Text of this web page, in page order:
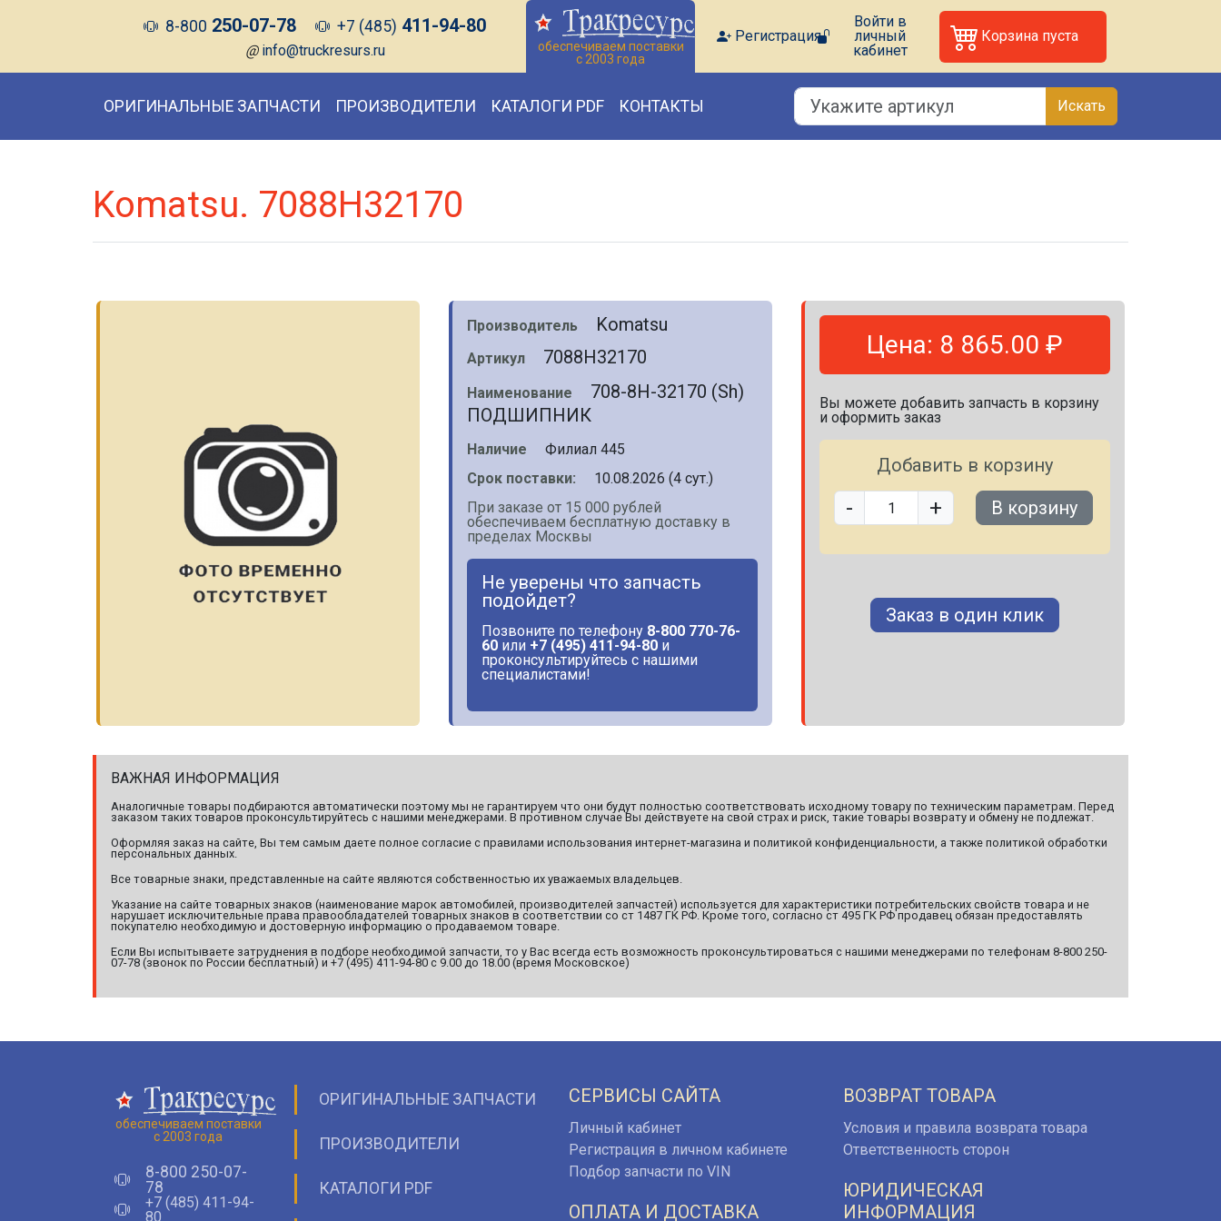
8-800 250-07-78 +7 (485) 411-94-80
@ info@truckresurs.ru
обеспечиваем поставки
с 2003 года
Регистрация
Войти в
личный
кабинет
Корзина пуста
ОРИГИНАЛЬНЫЕ ЗАПЧАСТИ ПРОИЗВОДИТЕЛИ КАТАЛОГИ PDF КОНТАКТЫ Искать
Komatsu. 7088H32170
Производитель Komatsu
Артикул 7088H32170
Наименование
708-8H-32170 (Sh)
ПОДШИПНИК
Наличие
Филиал 445
Срок поставки:
10.08.2026 (4 сут.)
При заказе от 15 000 рублей
обеспечиваем бесплатную доставку в
пределах Москвы
Не уверены что запчасть
подойдет?
Позвоните по телефону 8-800 770-76-
60 или +7 (495) 411-94-80 и
проконсультируйтесь с нашими
специалистами!
Цена: 8 865.00 ₽
Вы можете добавить запчасть в корзину
и оформить заказ
Добавить в корзину
- + В корзину
Заказ в один клик
ВАЖНАЯ ИНФОРМАЦИЯ
Аналогичные товары подбираются автоматически поэтому мы не гарантируем что они будут полностью соответствовать исходному товару по техническим параметрам. Перед
заказом таких товаров проконсультируйтесь с нашими менеджерами. В противном случае Вы действуете на свой страх и риск, такие товары возврату и обмену не подлежат.
Оформляя заказ на сайте, Вы тем самым даете полное согласие с правилами использования интернет-магазина и политикой конфиденциальности, а также политикой обработки
персональных данных.
Все товарные знаки, представленные на сайте являются собственностью их уважаемых владельцев.
Указание на сайте товарных знаков (наименование марок автомобилей, производителей запчастей) используется для характеристики потребительских свойств товара и не
нарушает исключительные права правообладателей товарных знаков в соответствии со ст 1487 ГК РФ. Кроме того, согласно ст 495 ГК РФ продавец обязан предоставлять
покупателю необходимую и достоверную информацию о продаваемом товаре.
Если Вы испытываете затруднения в подборе необходимой запчасти, то у Вас всегда есть возможность проконсультироваться с нашими менеджерами по телефонам 8-800 250-
07-78 (звонок по России бесплатный) и +7 (495) 411-94-80 с 9.00 до 18.00 (время Московское)
обеспечиваем поставки
с 2003 года
8-800 250-07-
78
+7 (485) 411-94-
80
ОРИГИНАЛЬНЫЕ ЗАПЧАСТИ
ПРОИЗВОДИТЕЛИ
КАТАЛОГИ PDF
СЕРВИСЫ САЙТА
Личный кабинет
Регистрация в личном кабинете
Подбор запчасти по VIN
ОПЛАТА И ДОСТАВКА
ВОЗВРАТ ТОВАРА
Условия и правила возврата товара
Ответственность сторон
ЮРИДИЧЕСКАЯ
ИНФОРМАЦИЯ